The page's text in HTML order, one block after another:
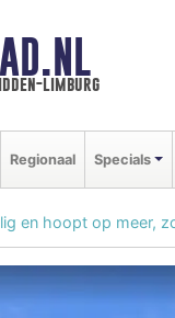
limburg
Regionaal Specials
en hoopt op meer,